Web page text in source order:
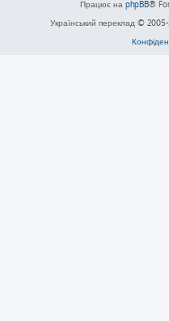
Працює на phpBB®
Український переклад ©